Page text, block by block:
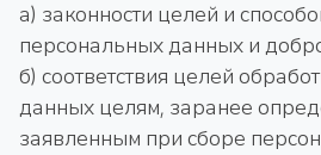
а) законности целей и
персональных данных и
б) соответствия целей
данных целям, заранее
заявленным при сборе